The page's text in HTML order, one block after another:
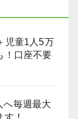
児童1人5万
！口座不要
へ毎週最大
！